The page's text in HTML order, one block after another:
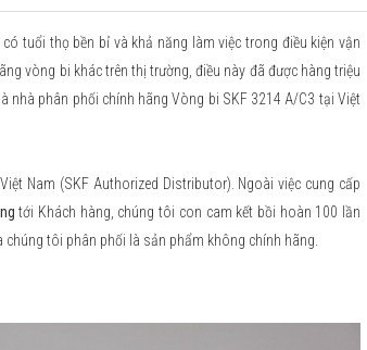
có tuổi thọ bền bỉ và khả năng làm việc trong điều kiện vận
vòng bi khác trên thị trường, điều này đã được hàng triệu
nhà phân phối chính hãng Vòng bi SKF 3214 A/C3 tại Việt
Nam (SKF Authorized Distributor). Ngoài việc cung cấp
tới Khách hàng, chúng tôi con cam kết bồi hoàn 100 lần
tôi phân phối là sản phẩm không chính hãng.